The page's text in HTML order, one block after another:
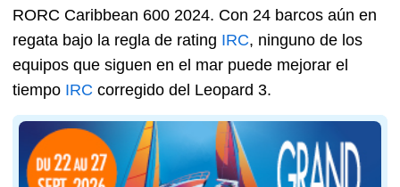
RORC Caribbean 600 2024. Con 24 barcos aún en
regata bajo la regla de rating IRC, ninguno de los
equipos que siguen en el mar puede mejorar el
tiempo IRC corregido del Leopard 3.